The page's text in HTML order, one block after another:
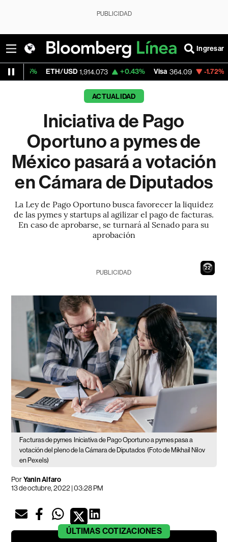
PUBLICIDAD
Ingresar
ETH/USD 1,914.073 +0.43% Visa 364.09 -1.72%
ACTUALIDAD
Iniciativa de Pago
Oportuno a pymes de
México pasará a votación
en Cámara de Diputados
La Ley de Pago Oportuno busca favorecer la liquidez
de las pymes y startups al agilizar el pago de facturas.
En caso de aprobarse, se turnará al Senado para su
aprobación
21
PUBLICIDAD
Facturas de pymes Iniciativa de Pago Oportuno a pymes pasa a
votación del pleno de la Cámara de Diputados (Foto de Mikhail Nilov
en Pexels)
PorYanin Alfaro
13 de octubre, 2022 | 03:28 PM
ÚLTIMAS COTIZACIONES